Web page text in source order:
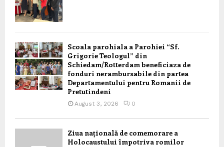
Scoala parohiala a Parohiei “Sf.
Grigorie Teologul” din
Schiedam/Rotterdam beneficiaza de
fonduri nerambursabile din partea
Departamentului pentru Romanii de
Pretutindeni
August 3, 2026 0
Ziua națională de comemorare a
Holocaustului împotriva romilor